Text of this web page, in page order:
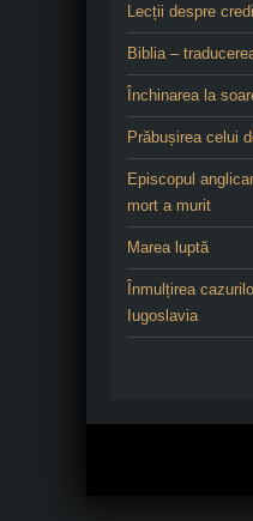
Lecții despre
Biblia –
Închinarea la
Prăbușirea celui
Episcopul
mort a murit
Marea luptă
Înmulțirea
Iugoslavia